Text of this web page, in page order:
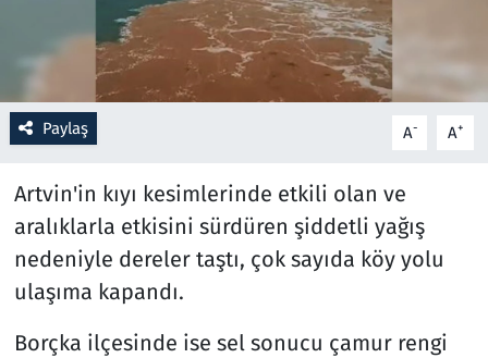
Paylaş A- A+
Artvin'in kıyı kesimlerinde etkili olan ve
aralıklarla etkisini sürdüren şiddetli yağış
nedeniyle dereler taştı, çok sayıda köy yolu
ulaşıma kapandı.
Borçka ilçesinde ise sel sonucu çamur rengi
Resmi İlanlar
Rüya Tabirleri
Sağlık
Savunma Sanayi
Seçim 2023
Spor
Teknoloji ve Bilim